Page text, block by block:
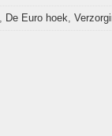
De Euro hoek